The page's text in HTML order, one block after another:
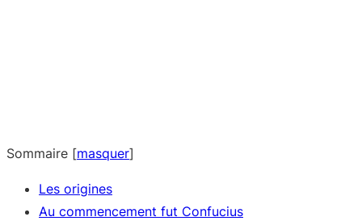
Sommaire [masquer]
Les origines
Au commencement fut Confucius